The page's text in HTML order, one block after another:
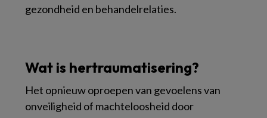
gezondheid en behandelrelaties.
Wat is hertraumatisering?
Het opnieuw oproepen van gevoelens van
onveiligheid of machteloosheid door